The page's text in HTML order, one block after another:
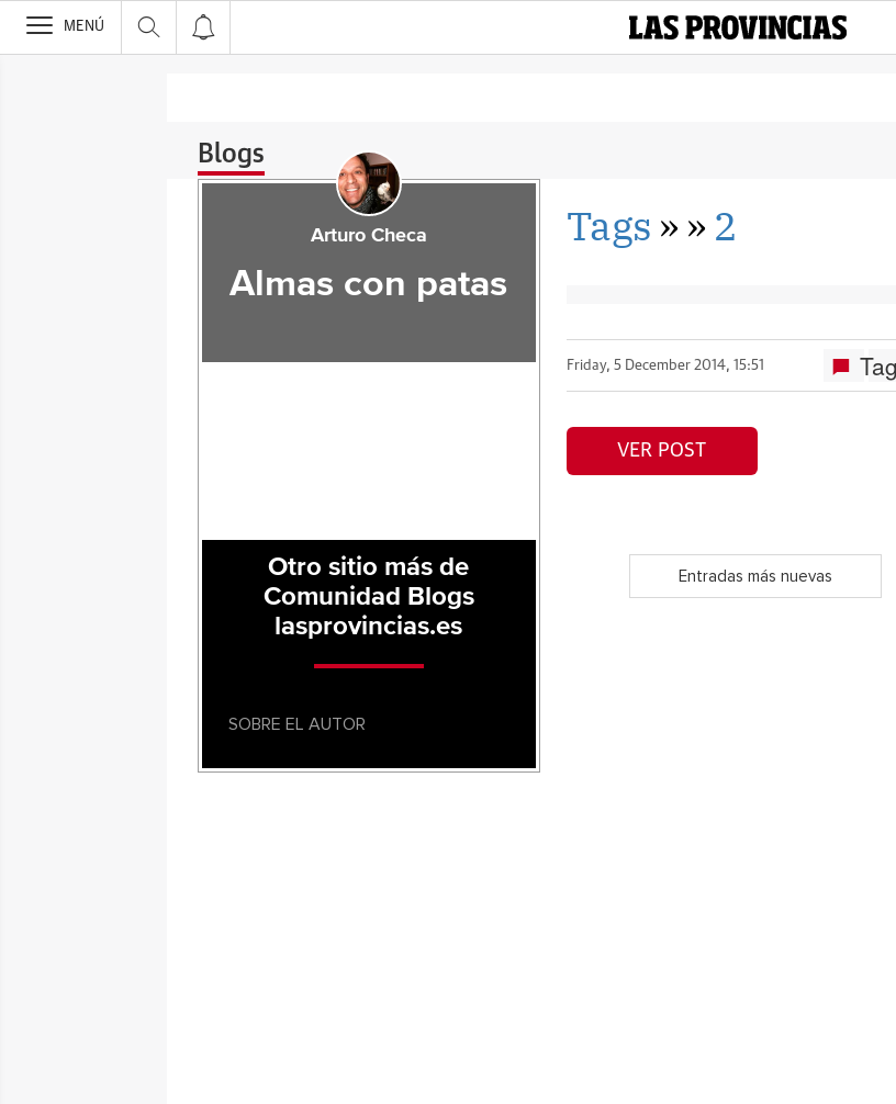
>
MENÚ
Blogs
Tags » » 2
Friday, 5 December 2014, 15:51
VER POST
Entradas más nuevas
Arturo Checa
Almas con patas
Otro sitio más de
Comunidad Blogs
lasprovincias.es
SOBRE EL AUTOR